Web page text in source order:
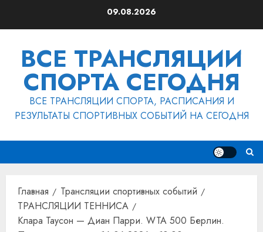
09.08.2026
ВСЕ ТРАНСЛЯЦИИ
СПОРТА СЕГОДНЯ
ВСЕ ТРАНСЛЯЦИИ СПОРТА, РАСПИСАНИЯ И
РЕЗУЛЬТАТЫ СПОРТИВНЫХ СОБЫТИЙ НА СЕГОДНЯ
Главная
Трансляции спортивных событий
ТРАНСЛЯЦИИ ТЕННИСА
Клара Таусон — Диан Парри. WTA 500 Берлин.